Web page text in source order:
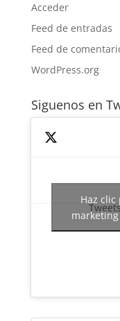
Acceder
Feed de entradas
Feed de
WordPress.org
Siguenos en
Haz clic